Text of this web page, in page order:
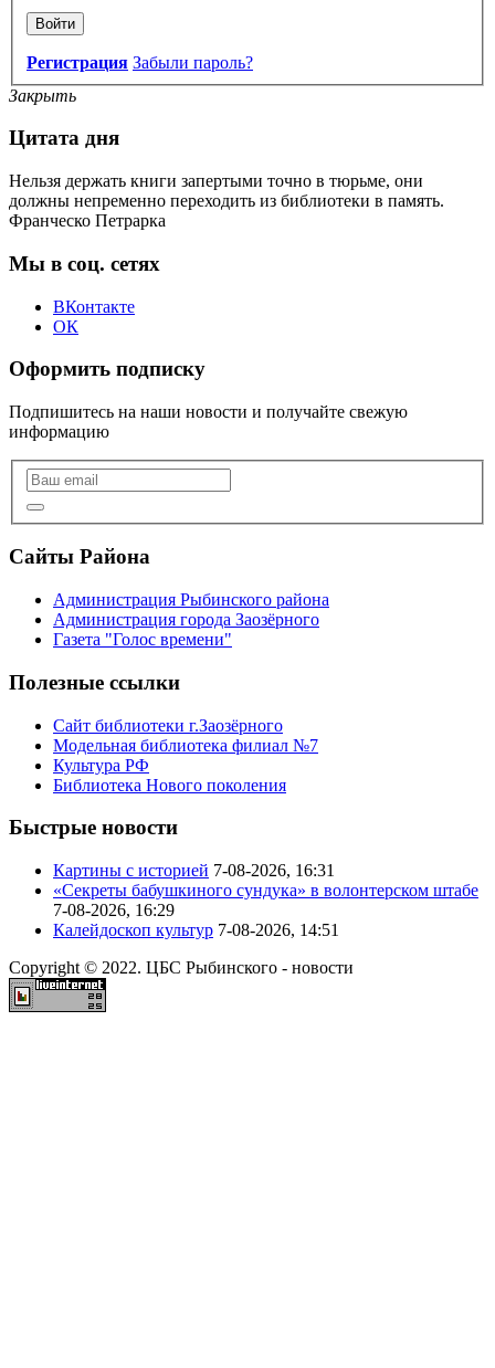
Войти
Регистрация Забыли пароль?
Закрыть
Цитата дня
Нельзя держать книги запертыми точно в тюрьме, они
должны непременно переходить из библиотеки в память.
Франческо Петрарка
Мы в соц. сетях
ВКонтакте
ОК
Оформить подписку
Подпишитесь на наши новости и получайте свежую
информацию
Сайты Района
Администрация Рыбинского района
Администрация города Заозёрного
Газета "Голос времени"
Полезные ссылки
Сайт библиотеки г.Заозёрного
Модельная библиотека филиал №7
Культура РФ
Библиотека Нового поколения
Быстрые новости
Картины с историей 7-08-2026, 16:31
«Секреты бабушкиного сундука» в волонтерском штабе
7-08-2026, 16:29
Калейдоскоп культур 7-08-2026, 14:51
Copyright © 2022. ЦБС Рыбинского - новости